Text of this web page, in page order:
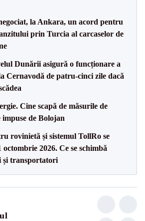
la Ankara, un acord pentru
prin Turcia al carcaselor de
Dunării asigură o funcționare a
Cernavodă de patru-cinci zile dacă
Cine scapă de măsurile de
de Bolojan
rovinietă și sistemul TollRo se
octombrie 2026. Ce se schimbă
și transportatori